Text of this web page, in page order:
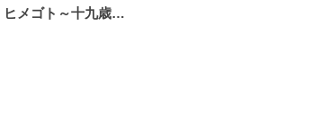
ヒメゴト～十九歳の制服～